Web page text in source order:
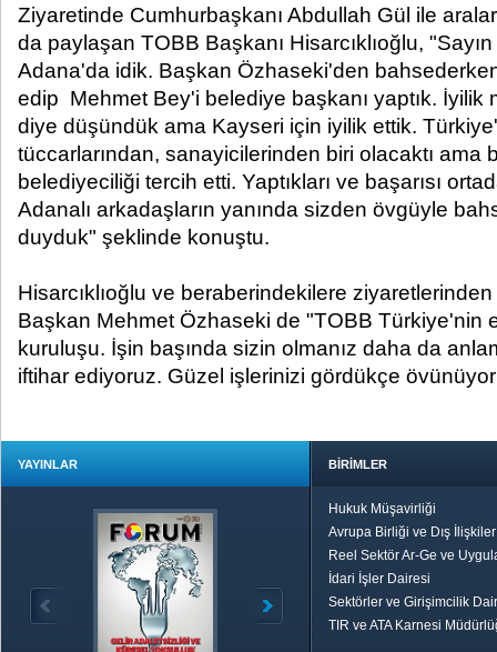
Ziyaretinde Cumhurbaşkanı Abdullah Gül ile
da paylaşan TOBB Başkanı Hisarcıklıoğlu,
Adana'da idik. Başkan Özhaseki'den bahsederken
edip Mehmet Bey'i belediye başkanı yaptık. İyilik
diye düşündük ama Kayseri için iyilik ettik.
tüccarlarından, sanayicilerinden biri olacaktı ama
belediyeciliği tercih etti. Yaptıkları ve başarısı
Adanalı arkadaşların yanında sizden övgüyle
duyduk" şeklinde konuştu.
Hisarcıklıoğlu ve beraberindekilere
Başkan Mehmet Özhaseki de "TOBB Türkiye'nin
kuruluşu. İşin başında sizin olmanız daha da
iftihar ediyoruz. Güzel işlerinizi gördükçe
YAYINLAR BİRİMLER
Hukuk Müşavirliği
Avrupa Birliği ve Dış
Reel Sektör Ar-Ge ve
İdari İşler Dairesi
Sektörler ve Girişimcilik
TIR ve ATA Karnesi